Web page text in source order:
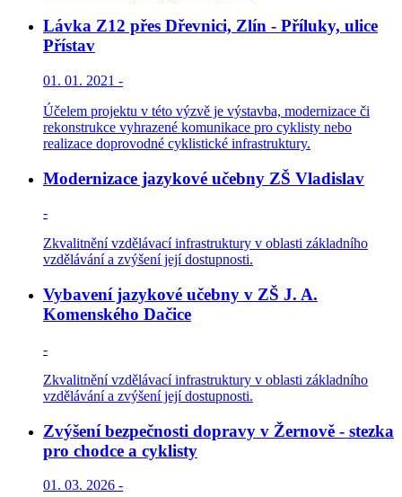
Lávka Z12 přes Dřevnici, Zlín - Příluky, ulice
Přístav
01. 01. 2021 -
Účelem projektu v této výzvě je výstavba, modernizace či
rekonstrukce vyhrazené komunikace pro cyklisty nebo
realizace doprovodné cyklistické infrastruktury.
Modernizace jazykové učebny ZŠ Vladislav
-
Zkvalitnění vzdělávací infrastruktury v oblasti základního
vzdělávání a zvýšení její dostupnosti.
Vybavení jazykové učebny v ZŠ J. A.
Komenského Dačice
-
Zkvalitnění vzdělávací infrastruktury v oblasti základního
vzdělávání a zvýšení její dostupnosti.
Zvýšení bezpečnosti dopravy v Žernově - stezka
pro chodce a cyklisty
01. 03. 2026 -